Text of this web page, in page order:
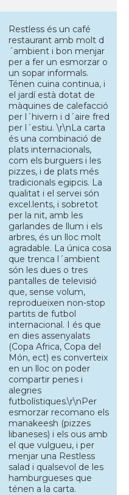
Restless és un café
restaurant amb molt d
´ambient i bon menjar
per a fer un esmorzar o
un sopar informals.
Ténen cuina continua, i
el jardí està dotat de
màquines de calefacció
per l´hivern i d´aire fred
per l´estiu. \r\nLa carta
és una combinació de
plats internacionals,
com els burguers i les
pizzes, i de plats més
tradicionals egipcis. La
qualitat i el servei són
excel.lents, i sobretot
per la nit, amb les
garlandes de llum i els
arbres, és un lloc molt
agradable. La única cosa
que trenca l´ambient
són les dues o tres
pantalles de televisió
que, sense volum,
reprodueixen non-stop
partits de futbol
internacional. I és que
en dies assenyalats
(Copa Africa, Copa del
Món, ect) es converteix
en un lloc on poder
compartir penes i
alegries
futbolístiques.\r\nPer
esmorzar recomano els
manakeesh (pizzes
libaneses) i els ous amb
el que vulgueu, i per
menjar una Restless
salad i qualsevol de les
hamburgueses que
ténen a la carta.